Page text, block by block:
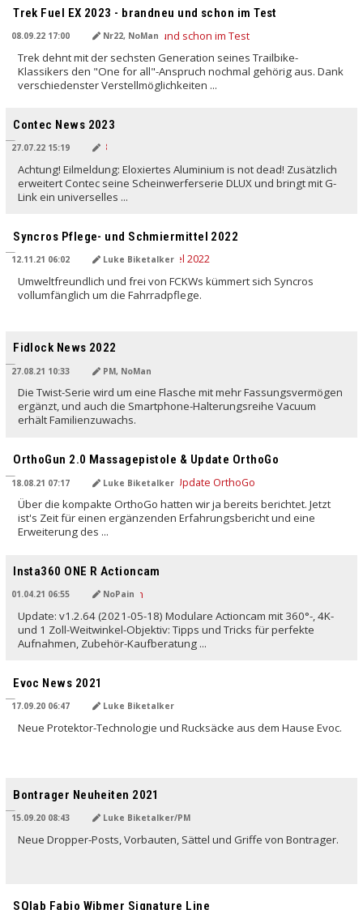
Trek Fuel EX 2023 - brandneu und schon im Test
08.09.22 17:00 Nr22, NoMan
Trek dehnt mit der sechsten Generation seines Trailbike-
Klassikers den "One for all"-Anspruch nochmal gehörig aus. Dank
verschiedenster Verstellmöglichkeiten ...
Contec News 2023
27.07.22 15:19
Achtung! Eilmeldung: Eloxiertes Aluminium is not dead! Zusätzlich
erweitert Contec seine Scheinwerferserie DLUX und bringt mit G-
Link ein universelles ...
Syncros Pflege- und Schmiermittel 2022
12.11.21 06:02 Luke Biketalker
Umweltfreundlich und frei von FCKWs kümmert sich Syncros
vollumfänglich um die Fahrradpflege.
Fidlock News 2022
27.08.21 10:33 PM, NoMan
Die Twist-Serie wird um eine Flasche mit mehr Fassungsvermögen
ergänzt, und auch die Smartphone-Halterungsreihe Vacuum
erhält Familienzuwachs.
OrthoGun 2.0 Massagepistole & Update OrthoGo
18.08.21 07:17 Luke Biketalker
Über die kompakte OrthoGo hatten wir ja bereits berichtet. Jetzt
ist's Zeit für einen ergänzenden Erfahrungsbericht und eine
Erweiterung des ...
Insta360 ONE R Actioncam
01.04.21 06:55 NoPain
Update: v1.2.64 (2021-05-18) Modulare Actioncam mit 360°-, 4K-
und 1 Zoll-Weitwinkel-Objektiv: Tipps und Tricks für perfekte
Aufnahmen, Zubehör-Kaufberatung ...
Evoc News 2021
17.09.20 06:47 Luke Biketalker
Neue Protektor-Technologie und Rucksäcke aus dem Hause Evoc.
Bontrager Neuheiten 2021
15.09.20 08:43 Luke Biketalker/PM
Neue Dropper-Posts, Vorbauten, Sättel und Griffe von Bontrager.
SQlab Fabio Wibmer Signature Line